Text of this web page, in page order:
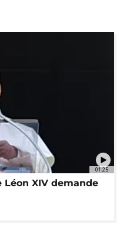
01:25
Léon XIV demande